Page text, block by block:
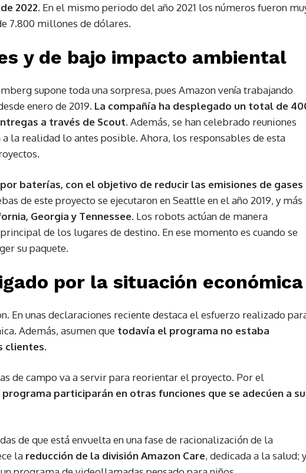
2022. En el mismo periodo del año 2021 los números fueron
7.800 millones de dólares.
y de bajo impacto ambiental
supone toda una sorpresa, pues Amazon venía trabajando
enero de 2019. La compañía ha desplegado un total de
a través de Scout. Además, se han celebrado reuniones
la realidad lo antes posible. Ahora, los responsables de esta
baterías, con el objetivo de reducir las emisiones de gases
de este proyecto se ejecutaron en Seattle en el año 2019, y más
Georgia y Tennessee. Los robots actúan de manera
de los lugares de destino. En ese momento es cuando se
su paquete.
por la situación económica
En unas declaraciones reciente destaca el esfuerzo realizado
Además, asumen que todavía el programa no estaba
clientes.
de campo va a servir para reorientar el proyecto. Por el
participarán en otras funciones que se adecúen a su
de que está envuelta en una fase de racionalización de la
la reducción de la división Amazon Care, dedicada a la salud; y